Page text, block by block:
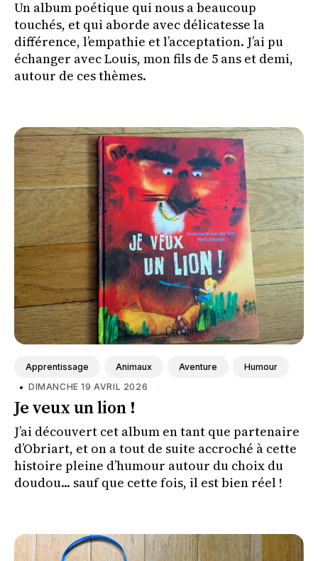
Un album poétique qui nous a beaucoup
touchés, et qui aborde avec délicatesse la
différence, l’empathie et l’acceptation. J’ai pu
échanger avec Louis, mon fils de 5 ans et demi,
autour de ces thèmes.
Apprentissage Animaux Aventure Humour
• DIMANCHE 19 AVRIL 2026
Je veux un lion !
J’ai découvert cet album en tant que partenaire
d’Obriart, et on a tout de suite accroché à cette
histoire pleine d’humour autour du choix du
doudou... sauf que cette fois, il est bien réel !